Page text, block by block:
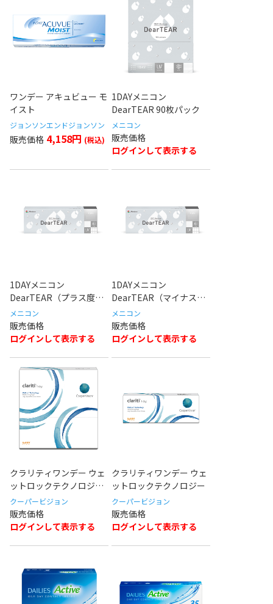
ワンデー アキュビュー モ
イスト
ジョンソンエンドジョンソン
4,158円
1DAYメニコン
DearTEAR 90枚パック
メニコン
ログインして表示する
1DAYメニコン
DearTEAR（プラス度
数）
メニコン
ログインして表示する
1DAYメニコン
DearTEAR（マイナス度
数）
メニコン
ログインして表示する
クラリティワンデー ウェ
ットロックテクノロジー
90pack
クーパービジョン
ログインして表示する
クラリティワンデー ウェ
ットロックテクノロジー
クーパービジョン
ログインして表示する